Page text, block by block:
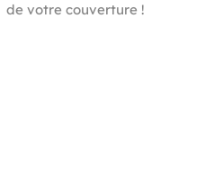
de votre couverture !